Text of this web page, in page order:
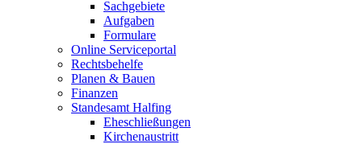
Sachgebiete
Aufgaben
Formulare
Online Serviceportal
Rechtsbehelfe
Planen & Bauen
Finanzen
Standesamt Halfing
Eheschließungen
Kirchenaustritt